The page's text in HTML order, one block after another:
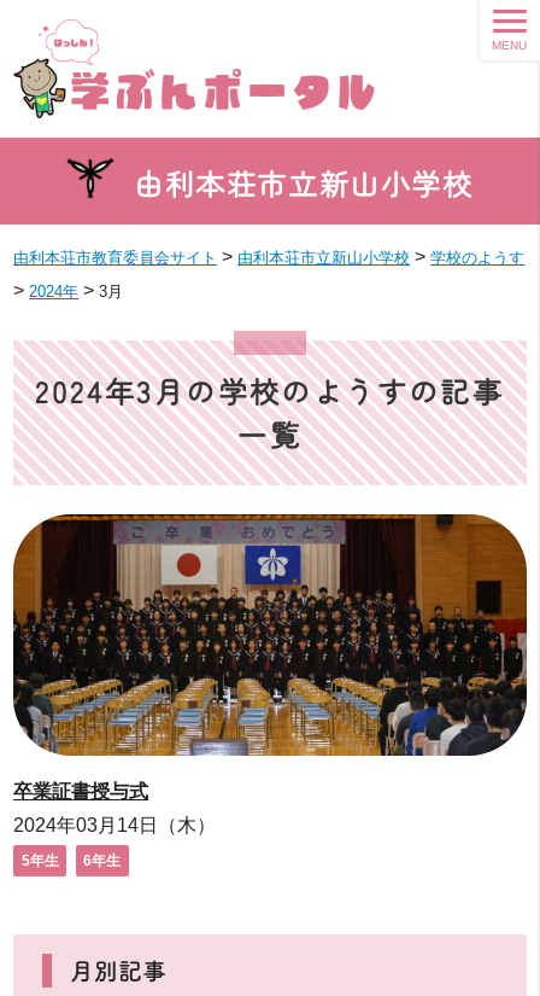
由利本荘市立新山小学校
MENU
由利本荘市教育委員会サイト > 由利本荘市立新山小学校 >学校のようす
> 2024年 >3月
2024年3月の学校のようすの記事
一覧
卒業証書授与式
2024年03月14日（木）
5年生 6年生
月別記事